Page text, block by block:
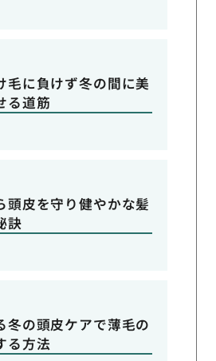
毛に負けず冬の間に美
る道筋
頭皮を守り健やかな髪
訣
冬の頭皮ケアで薄毛の
る方法